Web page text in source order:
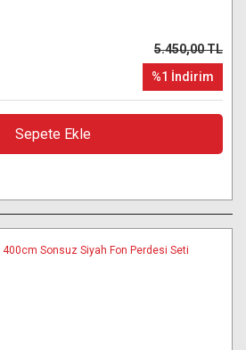
5.450,00 TL
%1 İndirim
Sepete Ekle